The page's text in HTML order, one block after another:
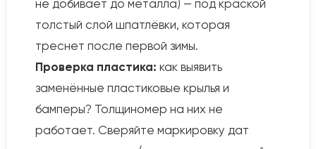
не добивает до металла) — под краской
толстый слой шпатлёвки, которая
треснет после первой зимы.
Проверка пластика: как выявить
заменённые пластиковые крылья и
бамперы? Толщиномер на них не
работает. Сверяйте маркировку дат